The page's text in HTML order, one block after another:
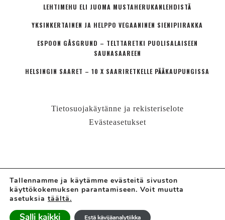
LEHTIMEHU ELI JUOMA MUSTAHERUKANLEHDISTÄ
YKSINKERTAINEN JA HELPPO VEGAANINEN SIENIPIIRAKKA
ESPOON GÅSGRUND – TELTTARETKI PUOLISALAISEEN
SAUNASAAREEN
HELSINGIN SAARET – 10 X SAARIRETKELLE PÄÄKAUPUNGISSA
Tietosuojakäytänne ja rekisteriselote
Evästeasetukset
© LÄHIÖMUTSI | HANNE VALTARI
Ajatuskoostamo + perheblogi
Tallennamme ja käytämme evästeitä sivuston
käyttökokemuksen parantamiseen. Voit muutta
asetuksia täältä.
Salli kaikki Estä kävijäanalytiikka